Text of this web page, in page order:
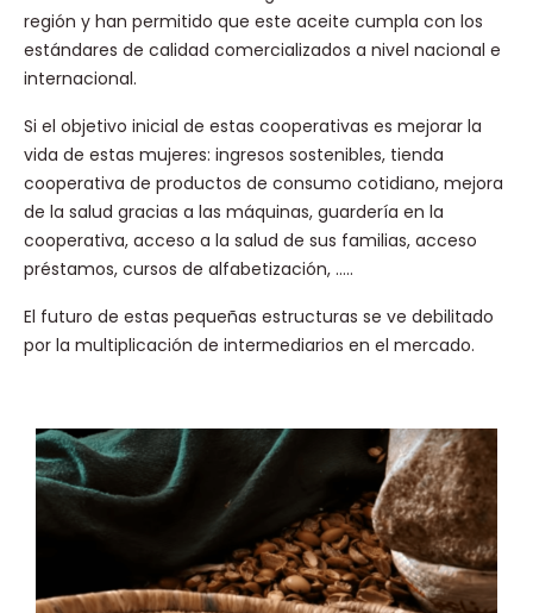
región y han permitido que este aceite cumpla con los
estándares de calidad comercializados a nivel nacional e
internacional.
Si el objetivo inicial de estas cooperativas es mejorar la
vida de estas mujeres: ingresos sostenibles, tienda
cooperativa de productos de consumo cotidiano, mejora
de la salud gracias a las máquinas, guardería en la
cooperativa, acceso a la salud de sus familias, acceso
préstamos, cursos de alfabetización, …..
El futuro de estas pequeñas estructuras se ve debilitado
por la multiplicación de intermediarios en el mercado.